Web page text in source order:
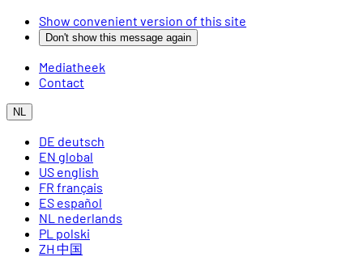
Show convenient version of this site
Don't show this message again
Mediatheek
Contact
NL
DE deutsch
EN global
US english
FR français
ES español
NL nederlands
PL polski
ZH 中国